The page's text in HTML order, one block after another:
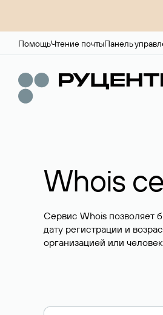
ПомощьЧтение почтыПанель
Whois
Сервис Whois позволяет
дату регистрации и
организацией или